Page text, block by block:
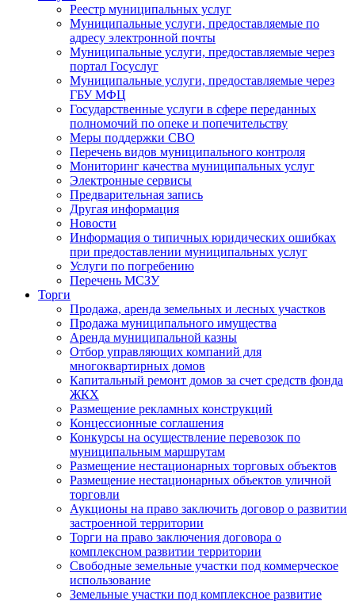
Реестр муниципальных услуг
Муниципальные услуги, предоставляемые по
адресу электронной почты
Муниципальные услуги, предоставляемые через
портал Госуслуг
Муниципальные услуги, предоставляемые через
ГБУ МФЦ
Государственные услуги в сфере переданных
полномочий по опеке и попечительству
Меры поддержки СВО
Перечень видов муниципального контроля
Мониторинг качества муниципальных услуг
Электронные сервисы
Предварительная запись
Другая информация
Новости
Информация о типичных юридических ошибках
при предоставлении муниципальных услуг
Услуги по погребению
Перечень МСЗУ
Торги
Продажа, аренда земельных и лесных участков
Продажа муниципального имущества
Аренда муниципальной казны
Отбор управляющих компаний для
многоквартирных домов
Капитальный ремонт домов за счет средств фонда
ЖКХ
Размещение рекламных конструкций
Концессионные соглашения
Конкурсы на осуществление перевозок по
муниципальным маршрутам
Размещение нестационарных торговых объектов
Размещение нестационарных объектов уличной
торговли
Аукционы на право заключить договор о развитии
застроенной территории
Торги на право заключения договора о
комплексном развитии территории
Свободные земельные участки под коммерческое
использование
Земельные участки под комплексное развитие